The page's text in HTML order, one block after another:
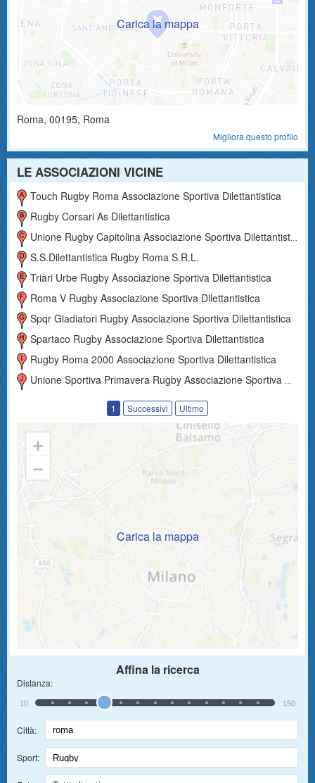
Roma, 00195, Roma
Migliora questo profilo
LE ASSOCIAZIONI VICINE
Touch Rugby Roma Associazione Sportiva Dilettantistica
Rugby Corsari As Dilettantistica
Unione Rugby Capitolina Associazione Sportiva Dilettantistica
S.s.dilettantistica Rugby Roma S.r.l.
Triari Urbe Rugby Associazione Sportiva Dilettantistica
Roma V Rugby Associazione Sportiva Dilettantistica
Spqr Gladiatori Rugby Associazione Sportiva Dilettantistica
Spartaco Rugby Associazione Sportiva Dilettantistica
Rugby Roma 2000 Associazione Sportiva Dilettantistica
Unione Sportiva Primavera Rugby Associazione Sportiva Dilettantistica
1 Successivi Ultimo
Carica la mappa
Affina la ricerca
Distanza:
10 150
Città:
Sport: